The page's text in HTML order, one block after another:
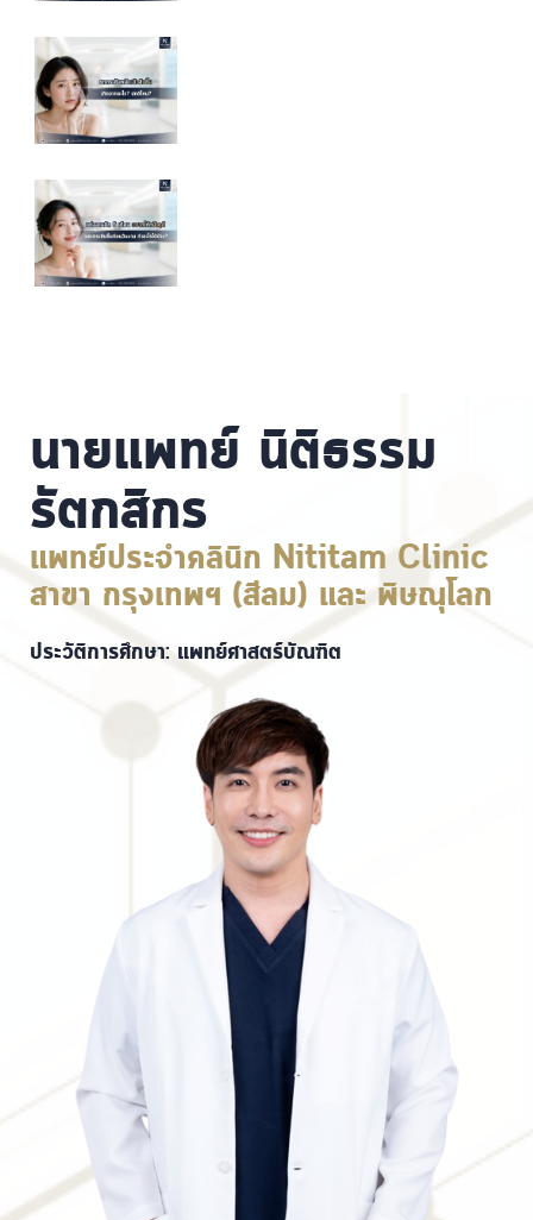
นายแพทย์ นิติธรรม
รัตกสิกร
แพทย์ประจำคลินิก Nititam Clinic
สาขา กรุงเทพฯ (สีลม) และ พิษณุโลก
ประวัติการศึกษา: แพทย์ศาสตร์บัณฑิต